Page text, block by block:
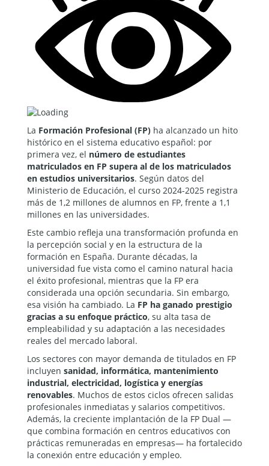
La Formación Profesional (FP) ha alcanzado un hito
histórico en el sistema educativo español: por
primera vez, el número de estudiantes
matriculados en FP supera al de los matriculados
en estudios universitarios. Según datos del
Ministerio de Educación, el curso 2024-2025 registra
más de 1,2 millones de alumnos en FP, frente a 1,1
millones en las universidades.
Este cambio refleja una transformación profunda en
la percepción social y en la estructura de la
formación en España. Durante décadas, la
universidad fue vista como el camino natural hacia
el éxito profesional, mientras que la FP era
considerada una opción secundaria. Sin embargo,
esa visión ha cambiado. La FP ha ganado prestigio
gracias a su enfoque práctico, su alta tasa de
empleabilidad y su adaptación a las necesidades
reales del mercado laboral.
Los sectores con mayor demanda de titulados en FP
incluyen sanidad, informática, mantenimiento
industrial, electricidad, logística y energías
renovables. Muchos de estos ciclos ofrecen salidas
profesionales inmediatas y salarios competitivos.
Además, la creciente implantación de la FP Dual —
que combina formación en centros educativos con
prácticas remuneradas en empresas— ha fortalecido
la conexión entre educación y empleo.